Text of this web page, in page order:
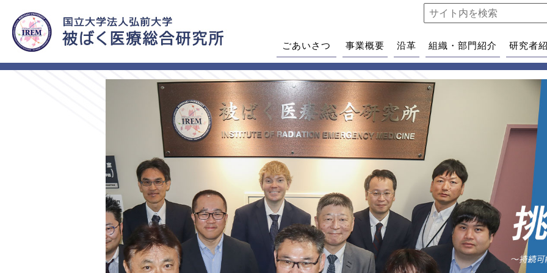
ごあいさつ 事業概要 沿革 組織・部門紹介 研究者